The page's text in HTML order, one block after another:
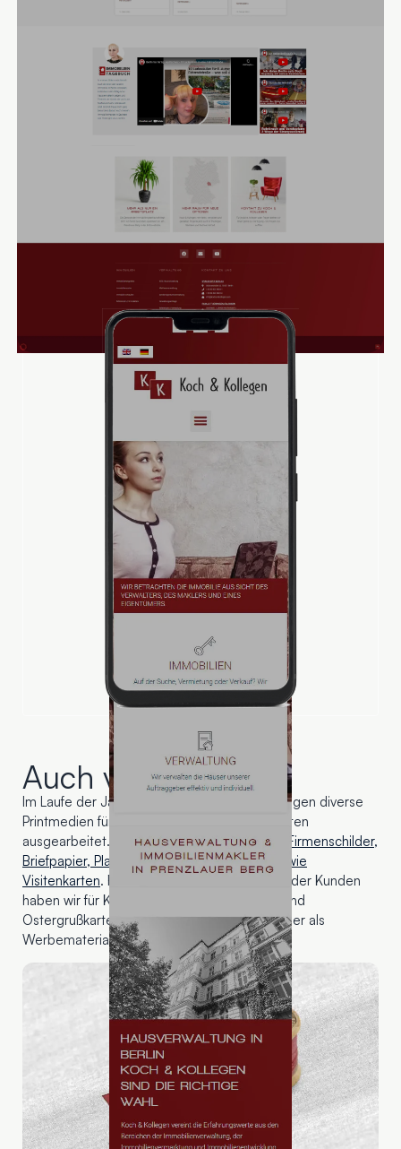
Seite leicht navigierbar zu halten und Informationen schnell
Wir haben Koch & Kollegen mit unserer Expertise bei der
Foto- und Motivauswahl
für die Website unterstützt, damit
sie die eigens geschriebenenSEO-optimierten Texte
perfekt ergänzen. Für den Erfolg eines Unternehmens ist
Bedeutung, damit potenzielle Kunden auf sie aufmerksam
werden können. Die Texte für die Themen Hausverwaltung
und Immobilienmakler decken zu diesem Zweck alle
wichtigen Keywords ab und spiegeln die Professionalität
der Immobiliengesellschaft wider.
Auch von uns
Im Laufe der Jahre haben wir für Koch & Kollegen diverse
Printmedien für unterschiedliche Gelegenheiten
ausgearbeitet. Darunter sindWerbebanner, Firmenschilder,
Briefpapier, Plakate, Flyer und Broschüren sowie
Visitenkarten. Für die persönliche Betreuung der Kunden
haben wir für Koch & Kollegen Weihnachts- und
Ostergrußkarten erstellt sowie Schlüsselbänder als
Werbematerial.